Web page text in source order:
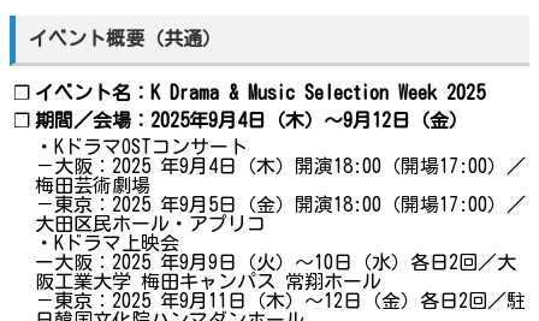
イベント概要（共通）
❐ イベント名：K Drama & Music Selection Week 2025
❐ 期間／会場：2025年9月4日（木）～9月12日（金）
・KドラマOSTコンサート
－大阪：2025 年9月4日（木）開演18:00（開場17:00）／
梅田芸術劇場
－東京：2025 年9月5日（金）開演18:00（開場17:00）／
大田区民ホール・アプリコ
・Kドラマ上映会
ー大阪：2025 年9月9日（火）～10日（水）各日2回／大
阪工業大学 梅田キャンパス 常翔ホール
－東京：2025 年9月11日（木）～12日（金）各日2回／駐